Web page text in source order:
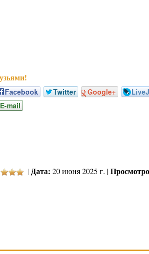
Facebook Twitter Google+
E-mail
| Дата: 20 июня 2025 г. |